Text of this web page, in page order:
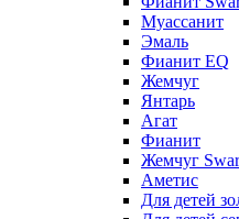
Муассанит
Эмаль
Фианит EQ
Жемчуг
Янтарь
Агат
Фианит
Жемчуг
Аметис
Для детей